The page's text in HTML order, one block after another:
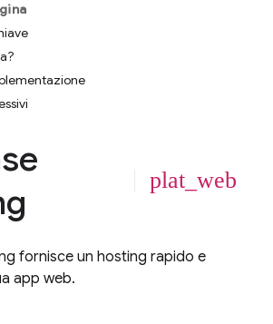
plat_web
fornisce un hosting rapido e
app web.